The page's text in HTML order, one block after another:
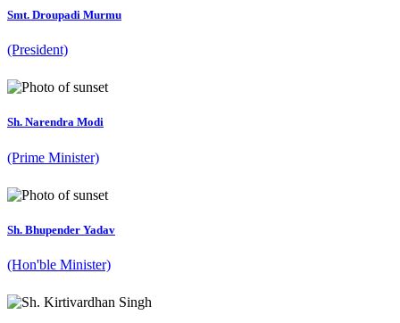
Smt. Droupadi Murmu
(President)
Sh. Narendra Modi
(Prime Minister)
Sh. Bhupender Yadav
(Hon'ble Minister)